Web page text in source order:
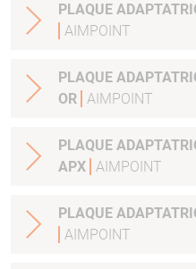
PLAQUE
AIMPOINT
PLAQUE
OR AIMPOINT
PLAQUE
APX AIMPOINT
AIMPOINT